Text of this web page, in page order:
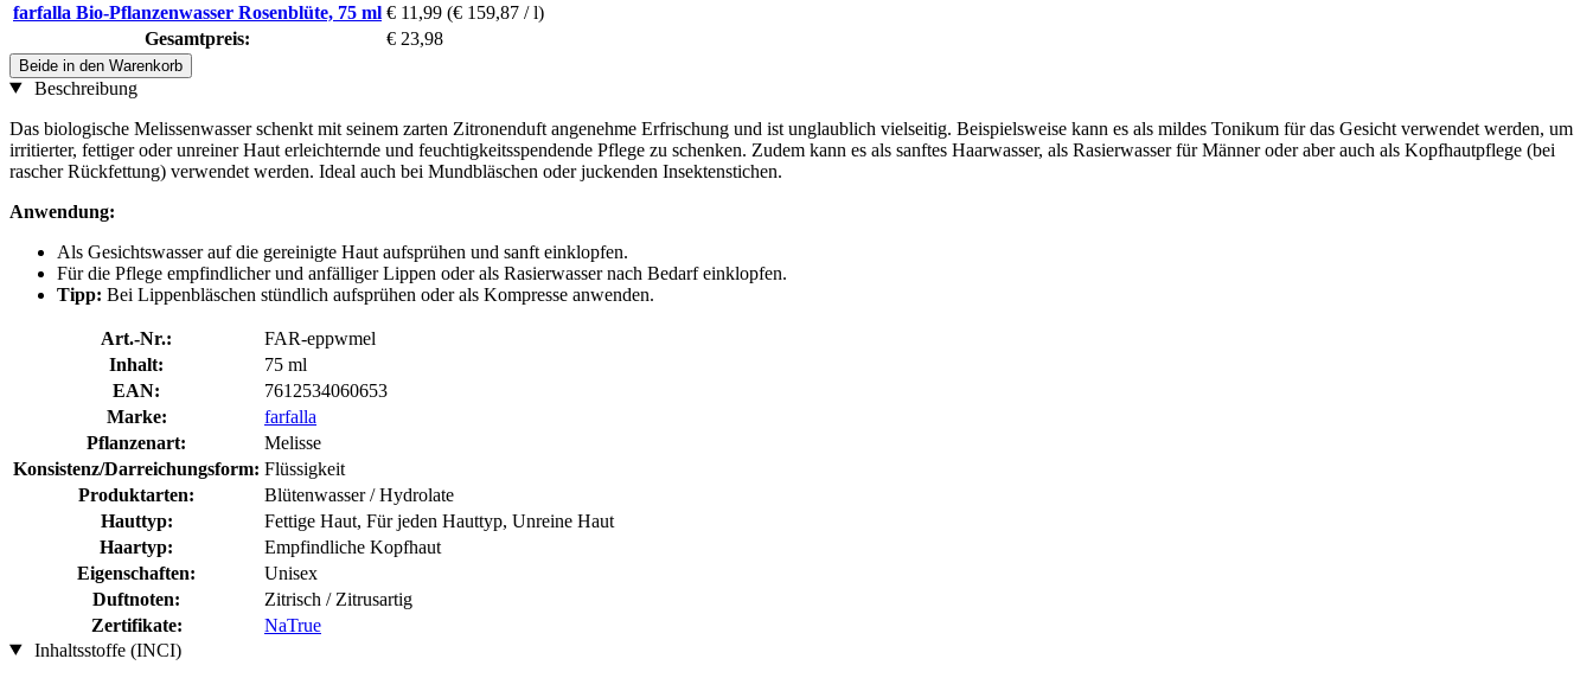
farfalla Bio-Pflanzenwasser Rosenblüte, 75 ml € 11,99 (€ 159,87 / l)
Gesamtpreis:
€ 23,98
Beide in den Warenkorb
Beschreibung
Das biologische Melissenwasser schenkt mit seinem zarten Zitronenduft angenehme Erfrischung und ist unglaublich vielseitig. Beispielsweise kann es als mildes Tonikum für das Gesicht verwendet werden, um
irritierter, fettiger oder unreiner Haut erleichternde und feuchtigkeitsspendende Pflege zu schenken. Zudem kann es als sanftes Haarwasser, als Rasierwasser für Männer oder aber auch als Kopfhautpflege (bei
rascher Rückfettung) verwendet werden. Ideal auch bei Mundbläschen oder juckenden Insektenstichen.
Anwendung:
Als Gesichtswasser auf die gereinigte Haut aufsprühen und sanft einklopfen.
Für die Pflege empfindlicher und anfälliger Lippen oder als Rasierwasser nach Bedarf einklopfen.
Tipp: Bei Lippenbläschen stündlich aufsprühen oder als Kompresse anwenden.
Art.-Nr.:
FAR-eppwmel
Inhalt:
75 ml
EAN:
7612534060653
Marke:
farfalla
Pflanzenart:
Melisse
Konsistenz/Darreichungsform: Flüssigkeit
Produktarten:
Blütenwasser / Hydrolate
Hauttyp:
Fettige Haut, Für jeden Hauttyp, Unreine Haut
Haartyp:
Empfindliche Kopfhaut
Eigenschaften:
Unisex
Duftnoten:
Zitrisch / Zitrusartig
Zertifikate:
NaTrue
Inhaltsstoffe (INCI)